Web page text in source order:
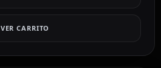
VER CARRITO